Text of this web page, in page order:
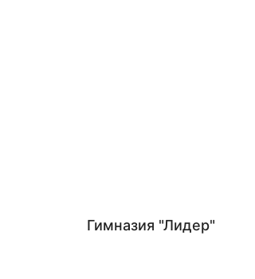
Гимназия "Лидер"